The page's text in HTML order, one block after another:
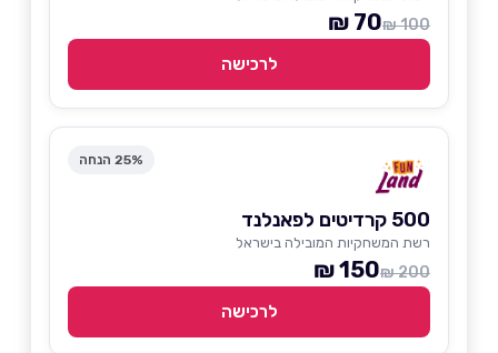
100 ₪
70 ₪
לרכישה
25% הנחה
500 קרדיטים לפאנלנד
רשת המשחקיות המובילה בישראל
200 ₪
150 ₪
לרכישה